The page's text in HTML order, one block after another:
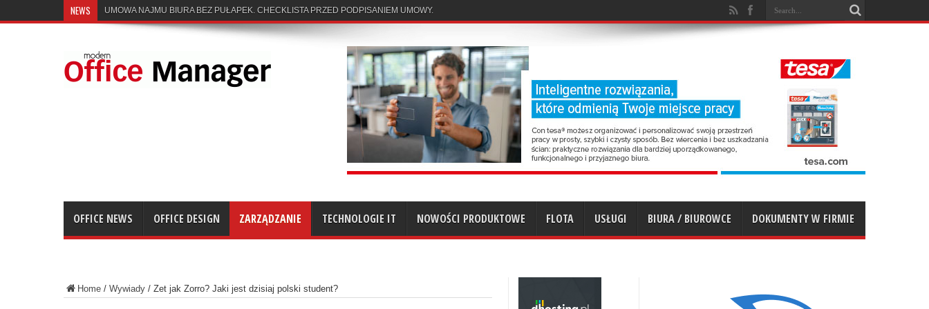
NEWS
OFFICE NEWS OFFICE DESIGN ZARZĄDZANIE TECHNOLOGIE IT NOWOŚCI PRODUKTOWE FLOTA USŁUGI BIURA / BIUROWCE DOKUMENTY W FIRMIE
Home / Wywiady / Zet jak Zorro? Jaki jest dzisiaj polski student?